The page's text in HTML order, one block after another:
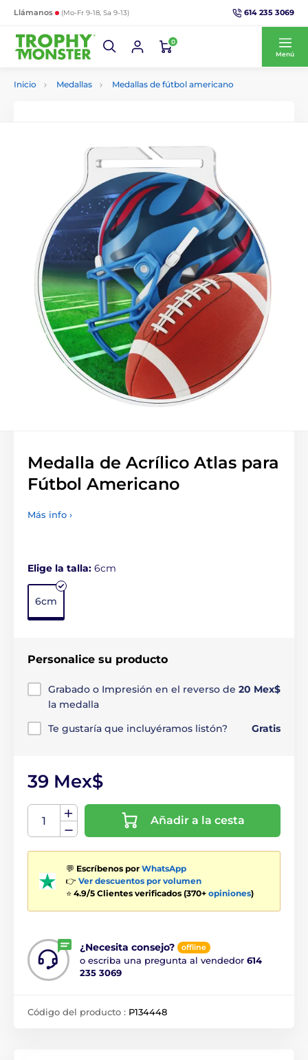
Llámanos (Mo-Fr 9-18, Sa 9-13) 614 235 3069
0
Menú
Inicio Medallas Medallas de fútbol americano
Medalla de Acrílico Atlas para
Fútbol Americano
Más info ›
Elige la talla: 6cm
6cm
Personalice su producto
Grabado o Impresión en el reverso de
la medalla
20 Mex$
Te gustaría que incluyéramos listón? Gratis
39 Mex$
Añadir a la cesta
💬 Escríbenos por WhatsApp
👉 Ver descuentos por volumen
⭐ 4.9/5 Clientes verificados (370+ opiniones)
¿Necesita consejo? offline
o escriba una pregunta al vendedor 614
235 3069
Código del producto : P134448